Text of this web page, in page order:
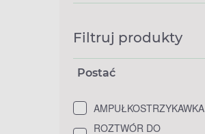
Filtruj produkty
Postać
AMPUŁKOSTRZYKAWKA
ROZTWÓR DO